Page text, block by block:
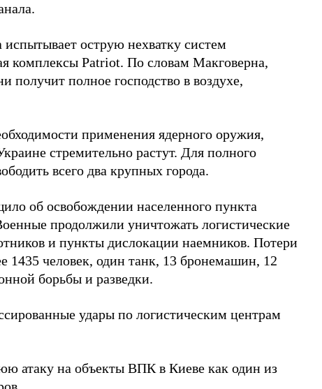
острую нехватку систем
комплексы Patriot. По словам Макговерна,
получит полное господство в воздухе,
применения ядерного оружия,
стремительно растут. Для полного
всего два крупных города.
об освобождении населенного пункта
продолжили уничтожать логистические
и пункты дислокации наемников. Потери
1435 человек, один танк, 13 бронемашин, 12
борьбы и разведки.
удары по логистическим центрам
атаку на объекты ВПК в Киеве как один из